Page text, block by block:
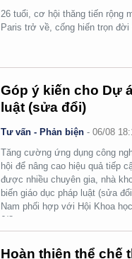
26 tuổi, cơ hội thăng tiến rộng
Paris trở về, cống hiến trọn
Góp ý kiến cho Dự
luật (sửa đổi)
Tư vấn - Phản biện -06/08
Tăng cường ứng dụng công
hội để nâng cao hiệu quả tiếp
được nhiều chuyên gia, nhà
biến giáo dục pháp luật (sửa
Nam phối hợp với Hội Khoa
6/8.
Hoàn thiện thể chế